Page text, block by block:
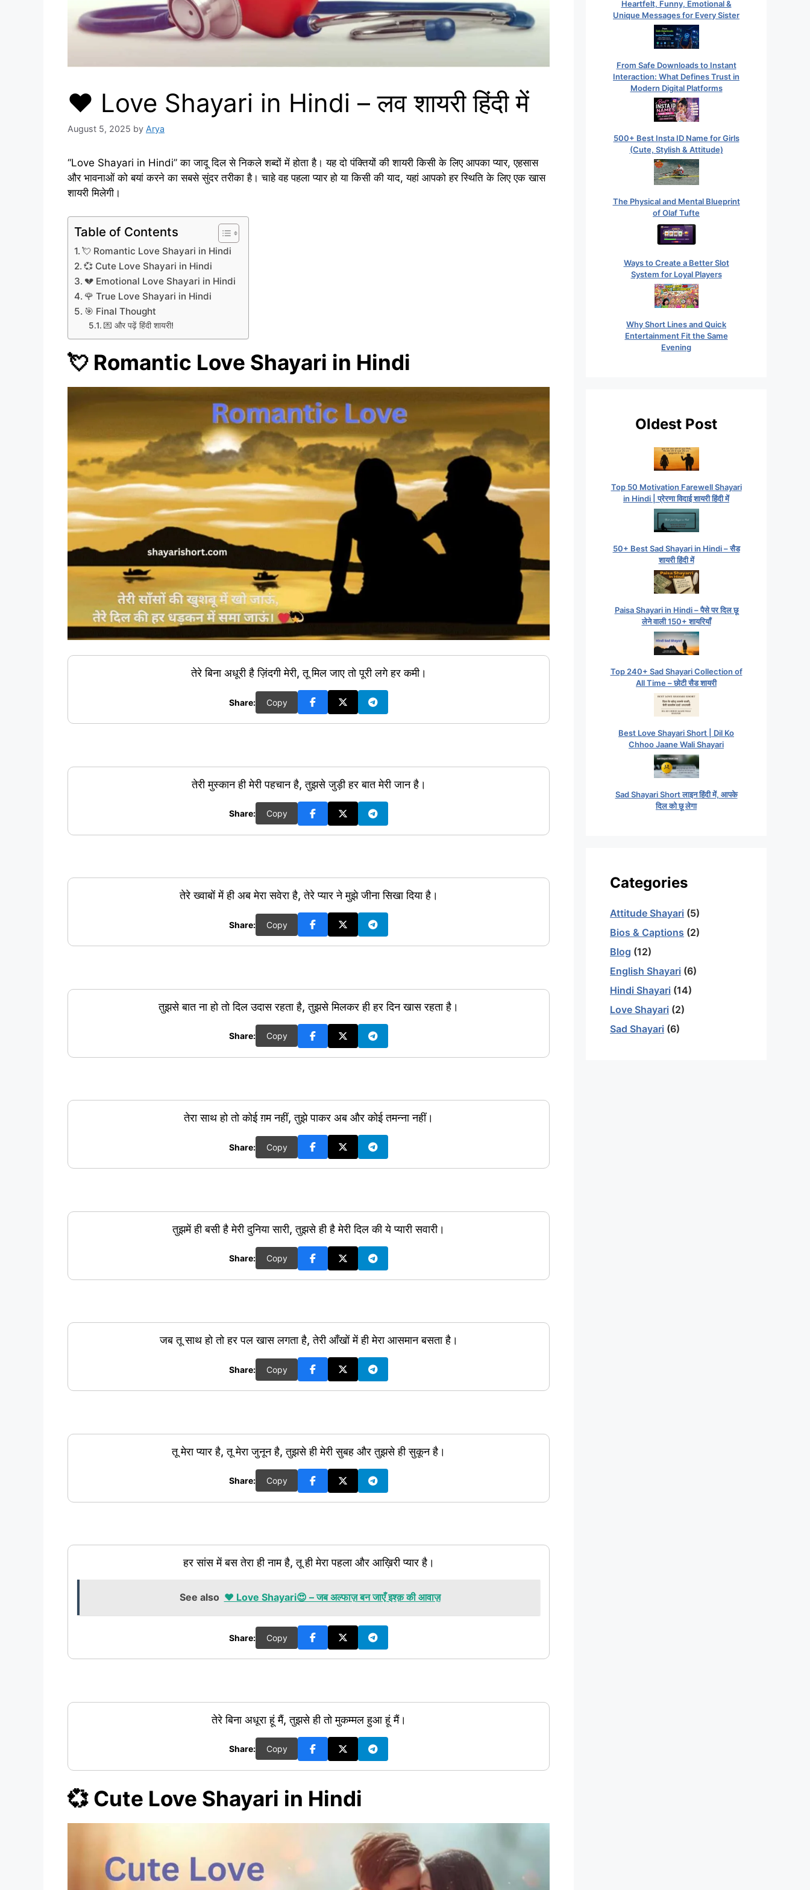
❤️ Love Shayari in Hindi – लव शायरी हिंदी में
August 5, 2025 by Arya
“Love Shayari in Hindi” का जादू दिल से निकले शब्दों में होता है। यह दो पंक्तियों की शायरी किसी के लिए आपका प्यार, एहसास
और भावनाओं को बयां करने का सबसे सुंदर तरीका है। चाहे वह पहला प्यार हो या किसी की याद, यहां आपको हर स्थिति के लिए एक खास
शायरी मिलेगी।
Table of Contents
💘 Romantic Love Shayari in Hindi
💞 Cute Love Shayari in Hindi
💔 Emotional Love Shayari in Hindi
🌹 True Love Shayari in Hindi
🎯 Final Thought
💌 और पढ़ें हिंदी शायरी!
💘 Romantic Love Shayari in Hindi
तेरे बिना अधूरी है ज़िंदगी मेरी, तू मिल जाए तो पूरी लगे हर कमी।
Share: Copy
तेरी मुस्कान ही मेरी पहचान है, तुझसे जुड़ी हर बात मेरी जान है।
Share: Copy
तेरे ख्वाबों में ही अब मेरा सवेरा है, तेरे प्यार ने मुझे जीना सिखा दिया है।
Share: Copy
तुझसे बात ना हो तो दिल उदास रहता है, तुझसे मिलकर ही हर दिन खास रहता है।
Share: Copy
तेरा साथ हो तो कोई ग़म नहीं, तुझे पाकर अब और कोई तमन्ना नहीं।
Share: Copy
तुझमें ही बसी है मेरी दुनिया सारी, तुझसे ही है मेरी दिल की ये प्यारी सवारी।
Share: Copy
जब तू साथ हो तो हर पल खास लगता है, तेरी आँखों में ही मेरा आसमान बसता है।
Share: Copy
तू मेरा प्यार है, तू मेरा जुनून है, तुझसे ही मेरी सुबह और तुझसे ही सुकून है।
Share: Copy
हर सांस में बस तेरा ही नाम है, तू ही मेरा पहला और आख़िरी प्यार है।
See also ❤️ Love Shayari😍 – जब अल्फाज़ बन जाएँ इश्क़ की आवाज़
Share: Copy
तेरे बिना अधूरा हूं मैं, तुझसे ही तो मुकम्मल हुआ हूं मैं।
Share: Copy
💞 Cute Love Shayari in Hindi
Heartfelt, Funny, Emotional &
Unique Messages for Every Sister
From Safe Downloads to Instant
Interaction: What Defines Trust in
Modern Digital Platforms
500+ Best Insta ID Name for Girls
(Cute, Stylish & Attitude)
The Physical and Mental Blueprint
of Olaf Tufte
Ways to Create a Better Slot
System for Loyal Players
Why Short Lines and Quick
Entertainment Fit the Same
Evening
Oldest Post
Top 50 Motivation Farewell Shayari
in Hindi | प्रेरणा विदाई शायरी हिंदी में
50+ Best Sad Shayari in Hindi – सैड
शायरी हिंदी में
Paisa Shayari in Hindi – पैसे पर दिल छू
लेने वाली 150+ शायरियाँ
Top 240+ Sad Shayari Collection of
All Time – छोटी सैड शायरी
Best Love Shayari Short | Dil Ko
Chhoo Jaane Wali Shayari
Sad Shayari Short लाइन हिंदी में, आपके
दिल को छू लेगा
Categories
Attitude Shayari (5)
Bios & Captions (2)
Blog (12)
English Shayari (6)
Hindi Shayari (14)
Love Shayari (2)
Sad Shayari (6)